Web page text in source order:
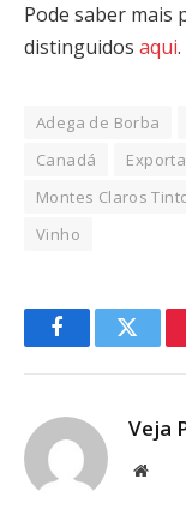
Pode saber mais
distinguidos aqui.
Adega de Borba
Canadá
Montes Claros
Vinho
Facebook
Veja